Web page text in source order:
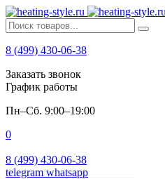
8 (499) 430-06-38
Заказать звонок
График работы
Пн–Сб. 9:00–19:00
0
8 (499) 430-06-38
telegram whatsapp